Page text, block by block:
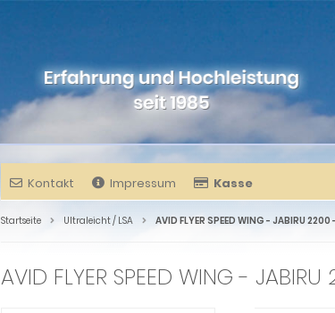
Kontakt Impressum Kasse
Startseite Ultraleicht / LSA AVID FLYER SPEED WING - JABIRU 2200
AVID FLYER SPEED WING -